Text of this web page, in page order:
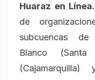
Huaraz en
de
subcuencas de
Blanco